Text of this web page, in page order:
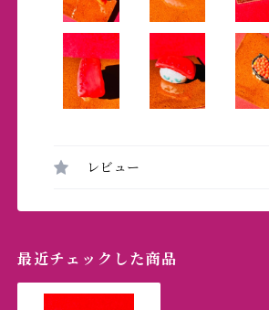
レビュー
最近チェックした商品